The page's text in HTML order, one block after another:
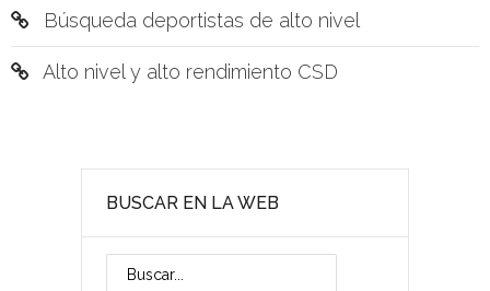
oBúsqueda deportistas de alto nivel
Alto nivel y alto rendimiento CSD
BUSCAR EN LA WEB